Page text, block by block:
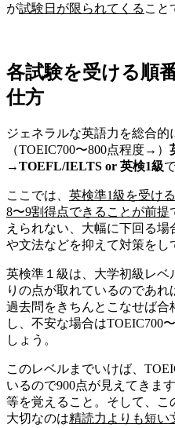
が試験日が限られてくる こと
各試験を受ける順
仕方
ジェネラルな英語力を総合的
（TOEIC700〜800点程度→）
→TOEFL/IELTS or 英検1級
ここでは、 英検準1級を受け
8〜9割得点できることが前提
えられない、大幅に下回る
や文法などを抑えて対策をし
英検準１級は、大学初級レ
りの点が取れているのであれ
過去問をきちんとこなせば
し、不安な場合はTOEIC700
しょう。
このレベルまでいけば、
いるので900点が見えてきま
等を覚えること。そして、
大切なのは精読力よりも短い